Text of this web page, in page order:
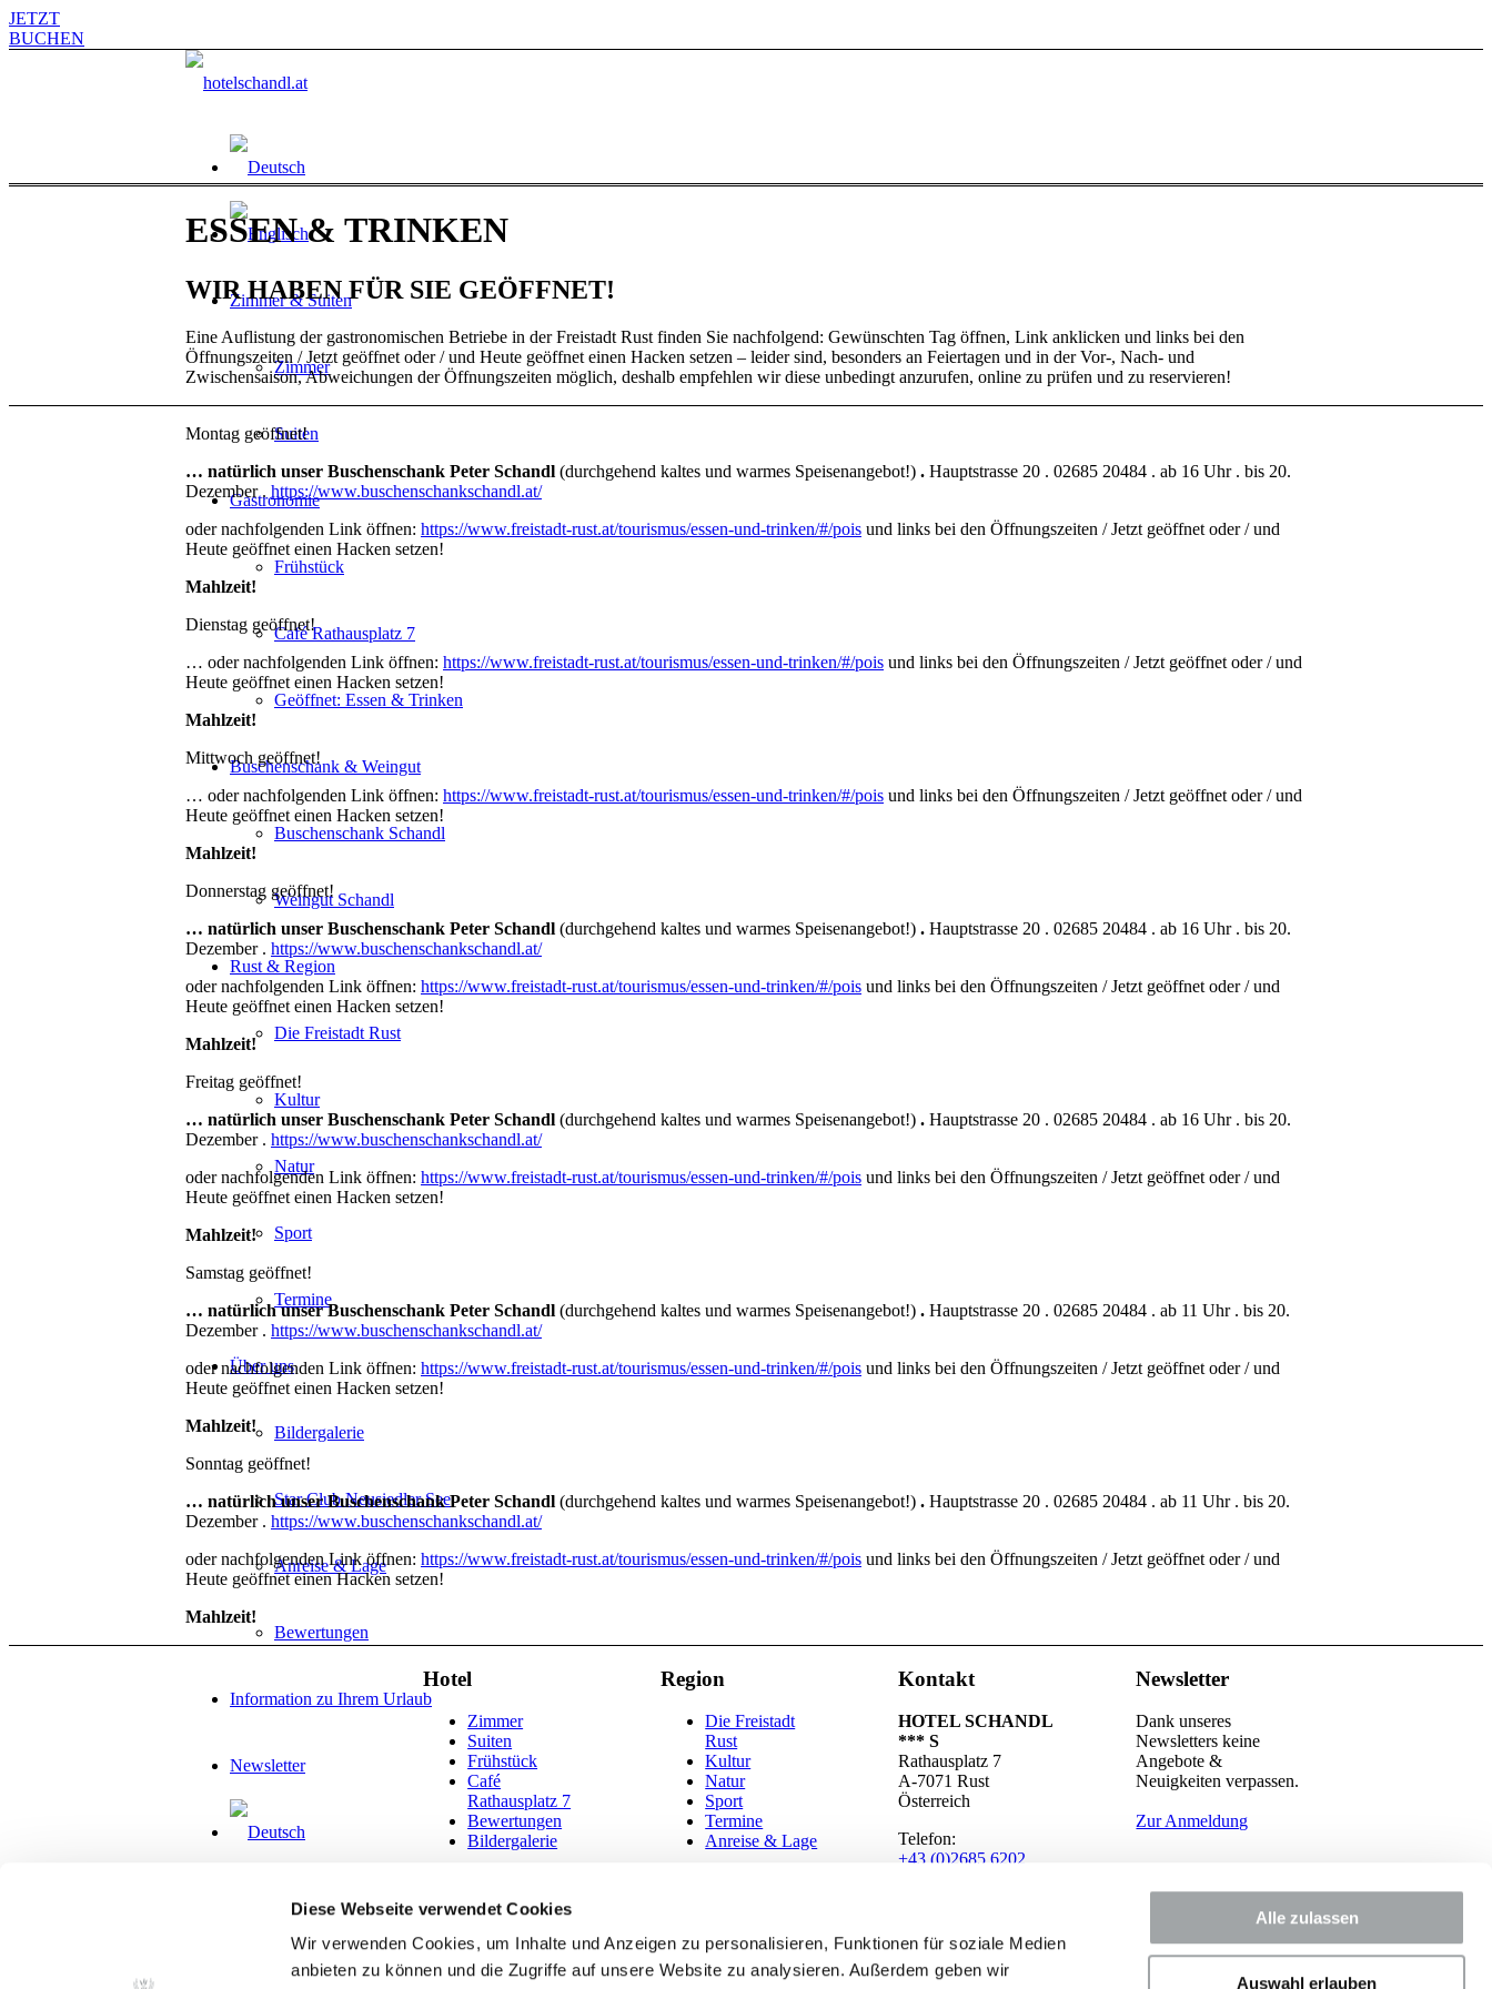
Diese Webseite verwendet Cookies
Wir verwenden Cookies, um Inhalte und Anzeigen zu personalisieren, Funktionen für soziale Medien
anbieten zu können und die Zugriffe auf unsere Website zu analysieren. Außerdem geben wir
Alle zulassen
Auswahl erlauben
JETZT
BUCHEN
Zimmer & Suiten
Zimmer
Suiten
Gastronomie
Frühstück
Café Rathausplatz 7
Geöffnet: Essen & Trinken
Buschenschank & Weingut
Buschenschank Schandl
Weingut Schandl
Rust & Region
Die Freistadt Rust
Kultur
Natur
Sport
Termine
Über uns
Bildergalerie
Star Club Neusiedler See
Anreise & Lage
Bewertungen
Information zu Ihrem Urlaub
Newsletter
Menü
ESSEN& TRINKEN
WIR HABEN FÜR SIE GEÖFFNET!
Eine Auflistung der gastronomischen Betriebe in der Freistadt Rust finden Sie nachfolgend: Gewünschten Tag öffnen, Link anklicken und links bei den
Öffnungszeiten / Jetzt geöffnet oder / und Heute geöffnet einen Hacken setzen – leider sind, besonders an Feiertagen und in der Vor-, Nach- und
Zwischensaison, Abweichungen der Öffnungszeiten möglich, deshalb empfehlen wir diese unbedingt anzurufen, online zu prüfen und zu reservieren!
Montag geöffnet!
… natürlich unser Buschenschank Peter Schandl (durchgehend kaltes und warmes Speisenangebot!) . Hauptstrasse 20 . 02685 20484 . ab 16 Uhr . bis 20.
Dezember . https://www.buschenschankschandl.at/
oder nachfolgenden Link öffnen: https://www.freistadt-rust.at/tourismus/essen-und-trinken/#/pois und links bei den Öffnungszeiten / Jetzt geöffnet oder / und
Heute geöffnet einen Hacken setzen!
Mahlzeit!
Dienstag geöffnet!
… oder nachfolgenden Link öffnen: https://www.freistadt-rust.at/tourismus/essen-und-trinken/#/pois und links bei den Öffnungszeiten / Jetzt geöffnet oder / und
Heute geöffnet einen Hacken setzen!
Mahlzeit!
Mittwoch geöffnet!
… oder nachfolgenden Link öffnen: https://www.freistadt-rust.at/tourismus/essen-und-trinken/#/pois und links bei den Öffnungszeiten / Jetzt geöffnet oder / und
Heute geöffnet einen Hacken setzen!
Mahlzeit!
Donnerstag geöffnet!
… natürlich unser Buschenschank Peter Schandl (durchgehend kaltes und warmes Speisenangebot!) . Hauptstrasse 20 . 02685 20484 . ab 16 Uhr . bis 20.
Dezember . https://www.buschenschankschandl.at/
oder nachfolgenden Link öffnen: https://www.freistadt-rust.at/tourismus/essen-und-trinken/#/pois und links bei den Öffnungszeiten / Jetzt geöffnet oder / und
Heute geöffnet einen Hacken setzen!
Mahlzeit!
Freitag geöffnet!
… natürlich unser Buschenschank Peter Schandl (durchgehend kaltes und warmes Speisenangebot!) . Hauptstrasse 20 . 02685 20484 . ab 16 Uhr . bis 20.
Dezember . https://www.buschenschankschandl.at/
oder nachfolgenden Link öffnen: https://www.freistadt-rust.at/tourismus/essen-und-trinken/#/pois und links bei den Öffnungszeiten / Jetzt geöffnet oder / und
Heute geöffnet einen Hacken setzen!
Mahlzeit!
Samstag geöffnet!
… natürlich unser Buschenschank Peter Schandl (durchgehend kaltes und warmes Speisenangebot!) . Hauptstrasse 20 . 02685 20484 . ab 11 Uhr . bis 20.
Dezember . https://www.buschenschankschandl.at/
oder nachfolgenden Link öffnen: https://www.freistadt-rust.at/tourismus/essen-und-trinken/#/pois und links bei den Öffnungszeiten / Jetzt geöffnet oder / und
Heute geöffnet einen Hacken setzen!
Mahlzeit!
Sonntag geöffnet!
… natürlich unser Buschenschank Peter Schandl (durchgehend kaltes und warmes Speisenangebot!) . Hauptstrasse 20 . 02685 20484 . ab 11 Uhr . bis 20.
Dezember . https://www.buschenschankschandl.at/
oder nachfolgenden Link öffnen: https://www.freistadt-rust.at/tourismus/essen-und-trinken/#/pois und links bei den Öffnungszeiten / Jetzt geöffnet oder / und
Heute geöffnet einen Hacken setzen!
Mahlzeit!
Hotel
Zimmer
Suiten
Frühstück
Café
Rathausplatz 7
Bewertungen
Bildergalerie
Region
Die Freistadt
Rust
Kultur
Natur
Sport
Termine
Anreise & Lage
Kontakt
HOTEL SCHANDL
*** S
Rathausplatz 7
A-7071 Rust
Österreich
Telefon:
+43 (0)2685 6202
Newsletter
Dank unseres
Newsletters keine
Angebote &
Neuigkeiten verpassen.
Zur Anmeldung
opensmjle. © Copyright - hotelschandl.at
Facebook